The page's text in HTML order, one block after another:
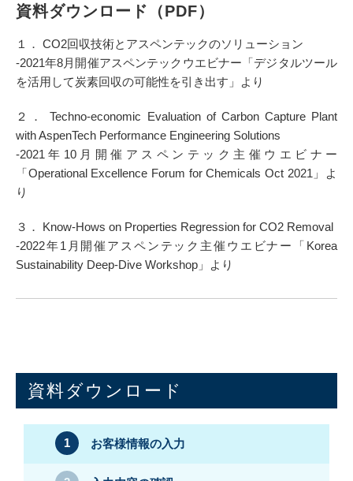
資料ダウンロード（PDF）
１． CO2回収技術とアスペンテックのソリューション
-2021年8月開催アスペンテックウエビナー「デジタルツール
を活用して炭素回収の可能性を引き出す」より
２． Techno-economic Evaluation of Carbon Capture Plant
with AspenTech Performance Engineering Solutions
-2021年10月開催アスペンテック主催ウエビナー
「Operational Excellence Forum for Chemicals Oct 2021」よ
り
３． Know-Hows on Properties Regression for CO2 Removal
-2022年1月開催アスペンテック主催ウエビナー「Korea
Sustainability Deep-Dive Workshop」より
資料ダウンロード
お客様情報の入力